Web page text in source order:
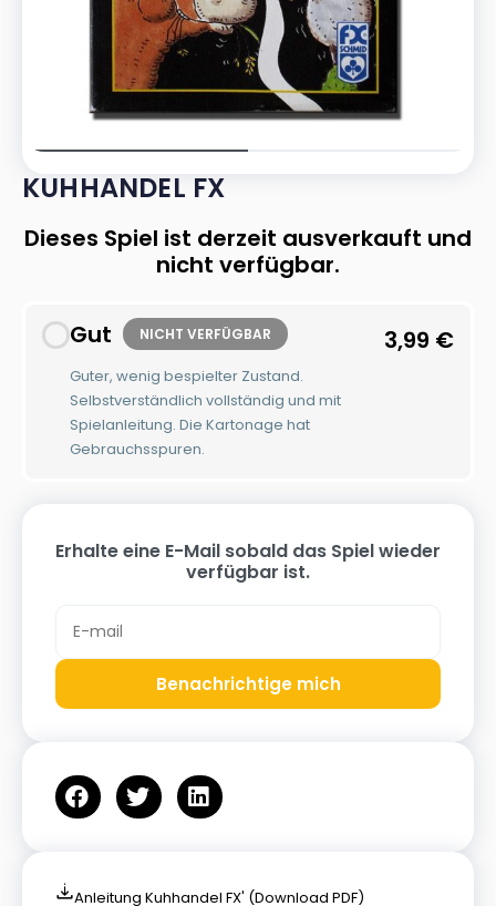
KUHHANDEL FX
Dieses Spiel ist derzeit ausverkauft und
nicht verfügbar.
Gut NICHT VERFÜGBAR
Guter, wenig bespielter Zustand.
Selbstverständlich vollständig und mit
Spielanleitung. Die Kartonage hat
Gebrauchsspuren.
3,99 €
Erhalte eine E-Mail sobald das Spiel wieder
verfügbar ist.
Benachrichtige mich
Anleitung Kuhhandel FX' (Download PDF)